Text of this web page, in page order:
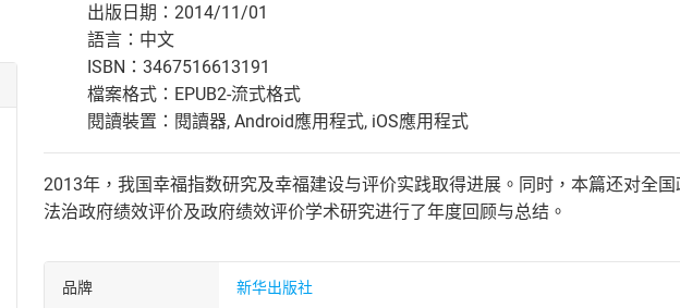
出版日期：2014/11/01
語言：中文
ISBN：3467516613191
檔案格式：EPUB2-流式格式
閱讀裝置：閱讀器, Android應用程式, iOS應用程式
2013年，我国幸福指数研究及幸福建设与评价实践取得进展。同时，本篇还对全
法治政府绩效评价及政府绩效评价学术研究进行了年度回顾与总结。
品牌 新华出版社